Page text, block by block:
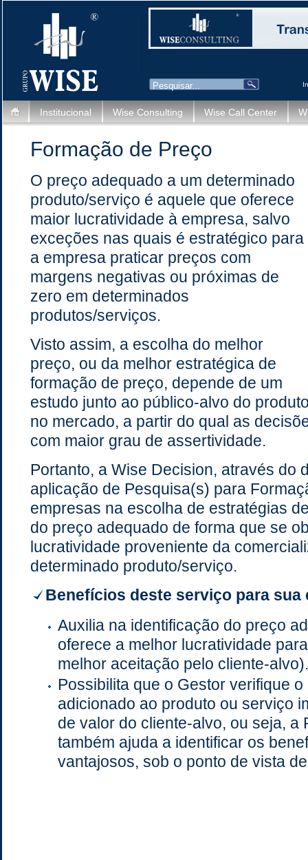
Institucional Wise Consulting Wise Call Center
Formação de Preço
O preço adequado a um determinado
produto/serviço é aquele que oferece
maior lucratividade à empresa, salvo
exceções nas quais é estratégico para
a empresa praticar preços com
margens negativas ou próximas de
zero em determinados
produtos/serviços.
Visto assim, a escolha do melhor
preço, ou da melhor estratégica de
formação de preço, depende de um
estudo junto ao público-alvo do
no mercado, a partir do qual as
com maior grau de assertividade.
Portanto, a Wise Decision, através do
aplicação de Pesquisa(s) para
empresas na escolha de estratégias
do preço adequado de forma que se
lucratividade proveniente da
determinado produto/serviço.
Benefícios deste serviço para sua
Auxilia na identificação do preço
oferece a melhor lucratividade
melhor aceitação pelo cliente-alvo).
Possibilita que o Gestor verifique
adicionado ao produto ou serviço
de valor do cliente-alvo, ou seja, a
também ajuda a identificar os
vantajosos, sob o ponto de vista